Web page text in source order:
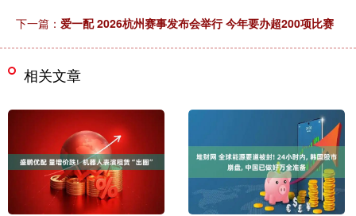
下一篇： 爱一配 2026杭州赛事发布会举行 今年要办超200项比赛
相关文章